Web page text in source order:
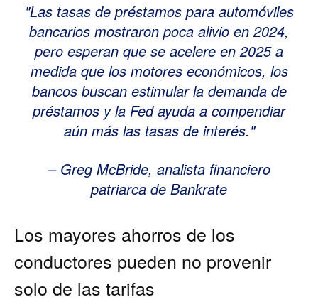
Las tasas de préstamos para automóviles
bancarios mostraron poca alivio en 2024,
pero esperan que se acelere en 2025 a
medida que los motores económicos, los
bancos buscan estimular la demanda de
préstamos y la Fed ayuda a compendiar
aún más las tasas de interés.
– Greg McBride, analista financiero
patriarca de Bankrate
Los mayores ahorros de los
conductores pueden no provenir
solo de las tarifas